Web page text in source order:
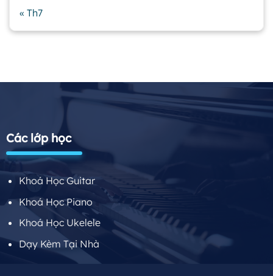
« Th7
Các lớp học
Khoá Học Guitar
Khoá Học Piano
Khoá Học Ukelele
Dạy Kèm Tại Nhà